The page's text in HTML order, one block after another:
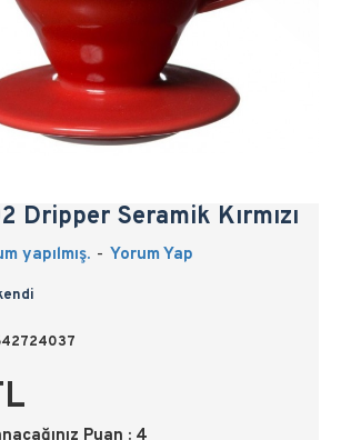
Dripper Seramik Kırmızı
yapılmış. - Yorum Yap